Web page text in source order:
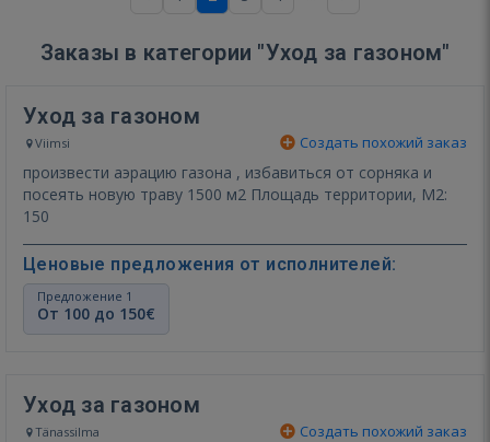
Заказы в категории "Уход за газоном"
Уход за газоном
Viimsi Создать похожий заказ
произвести аэрацию газона , избавиться от сорняка и
посеять новую траву 1500 м2 Площадь территории, М2:
150
Ценовые предложения от исполнителей:
Предложение 1
От 100 до 150€
Уход за газоном
Tänassilma Создать похожий заказ